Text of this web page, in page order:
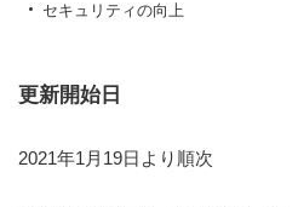
セキュリティの向上
更新開始日
2021年1月19日より順次